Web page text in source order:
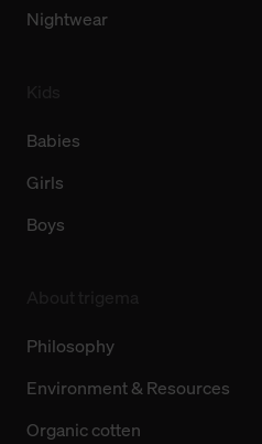
Nightwear
Babies
Girls
Boys
Philosophy
Environment & Resources
Organic cotten